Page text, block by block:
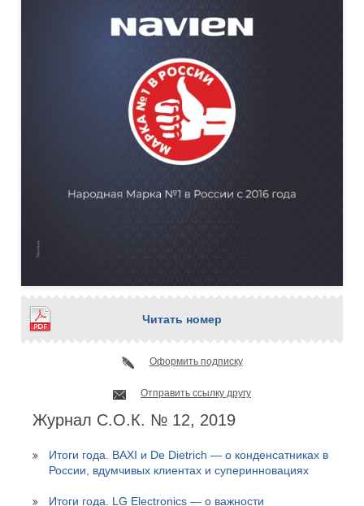
Читать номер
Оформить подписку
Отправить ссылку другу
Журнал С.О.К. № 12, 2019
Итоги года. BAXI и De Dietrich — о конденсатниках в
России, вдумчивых клиентах и суперинновациях
Итоги года. LG Electronics — о важности